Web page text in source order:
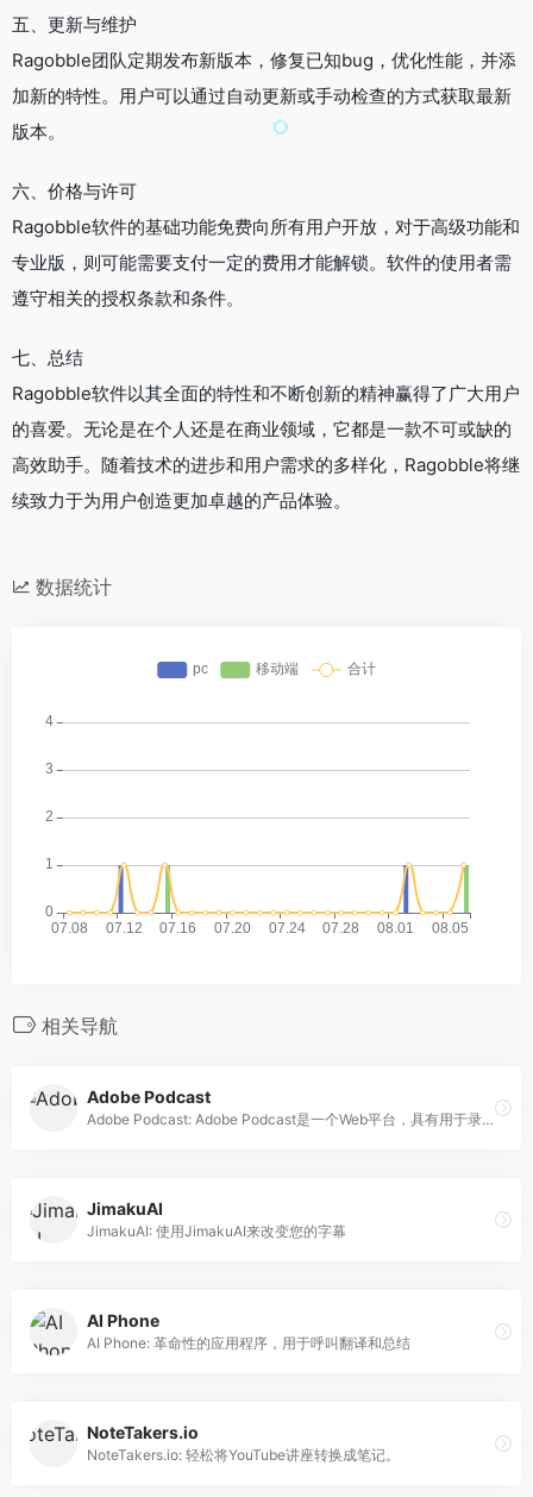
五、更新与维护
Ragobble团队定期发布新版本，修复已知bug，优化性能，并添
加新的特性。用户可以通过自动更新或手动检查的方式获取最新
版本。
六、价格与许可
Ragobble软件的基础功能免费向所有用户开放，对于高级功能和
专业版，则可能需要支付一定的费用才能解锁。软件的使用者需
遵守相关的授权条款和条件。
七、总结
Ragobble软件以其全面的特性和不断创新的精神赢得了广大用户
的喜爱。无论是在个人还是在商业领域，它都是一款不可或缺的
高效助手。随着技术的进步和用户需求的多样化，Ragobble将继
续致力于为用户创造更加卓越的产品体验。
数据统计
相关导航
Adobe Podcast
Adobe Podcast: Adobe Podcast是一个Web平台，具有用于录制、转录、编辑和分享音频内容的AI音频功能。
JimakuAI
JimakuAI: 使用JimakuAI来改变您的字幕
AI Phone
AI Phone: 革命性的应用程序，用于呼叫翻译和总结
NoteTakers.io
NoteTakers.io: 轻松将YouTube讲座转换成笔记。